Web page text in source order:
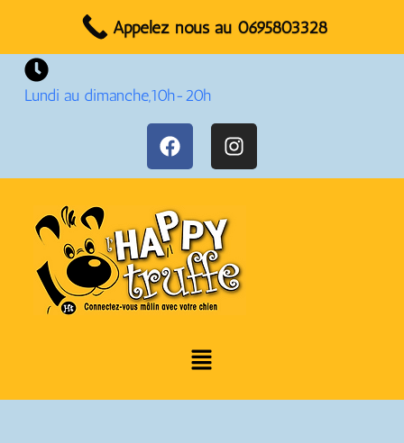
Réservez votre rendez-vous dès maintenant !
Lundi au dimanche,10h-20h
Appelez nous au 0695803328